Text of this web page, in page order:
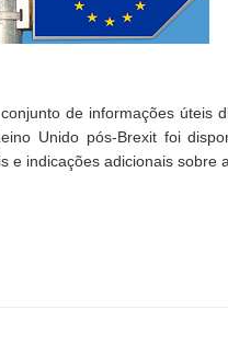
de informações úteis
Unido pós-Brexit foi
e indicações adicionais sobre